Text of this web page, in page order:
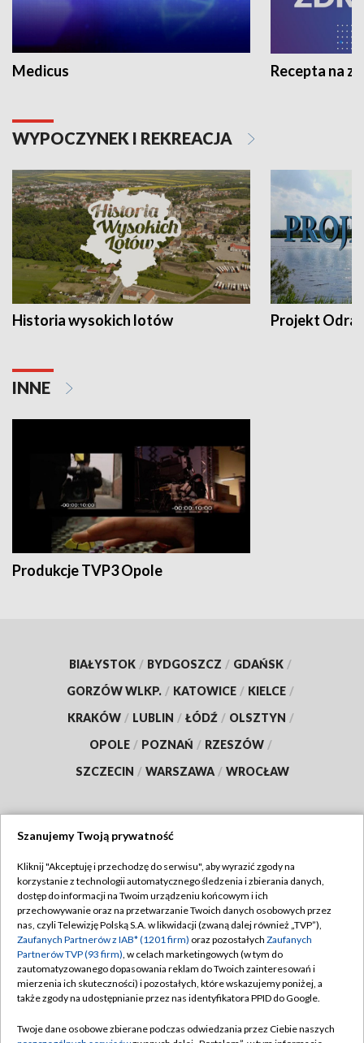
Medicus Recepta na
WYPOCZYNEK I REKREACJA
Historia wysokich lotów Projekt Odra
INNE
Produkcje TVP3 Opole
BIAŁYSTOK / BYDGOSZCZ / GDAŃSK /
GORZÓW WLKP. / KATOWICE / KIELCE /
KRAKÓW / LUBLIN / ŁÓDŹ / OLSZTYN /
OPOLE / POZNAŃ / RZESZÓW /
SZCZECIN / WARSZAWA / WROCŁAW
TVP
Abonament TVP
Emisja w TVP
Centrum informacji TVP
Naziemna Telewizja Cyfrowa
Regulamin TVP
Polityka prywatności
Moje zgody
Pomoc
Szanujemy Twoją prywatność
Kliknij "Akceptuję i przechodzę do serwisu", aby wyrazić zgody na
korzystanie z technologii automatycznego śledzenia i zbierania danych,
dostęp do informacji na Twoim urządzeniu końcowym i ich
przechowywanie oraz na przetwarzanie Twoich danych osobowych przez
nas, czyli Telewizję Polską S.A. w likwidacji (zwaną dalej również „TVP”),
Zaufanych Partnerów z IAB* (1201 firm) oraz pozostałych Zaufanych
Partnerów TVP (93 firm), w celach marketingowych (w tym do
zautomatyzowanego dopasowania reklam do Twoich zainteresowań i
mierzenia ich skuteczności) i pozostałych, które wskazujemy poniżej, a
także zgody na udostępnianie przez nas identyfikatora PPID do Google.
Twoje dane osobowe zbierane podczas odwiedzania przez Ciebie naszych